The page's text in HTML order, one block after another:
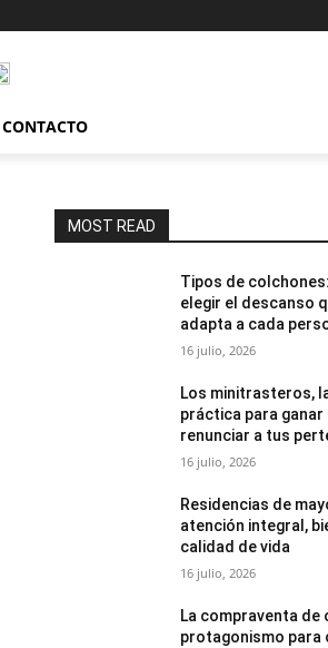
CONTACTO
MOST READ
Tipos de
elegir el descanso
adapta a cada
16 julio, 2026
Los minitrasteros,
práctica para ganar
renunciar a tus
16 julio, 2026
Residencias de
atención integral,
calidad de vida
16 julio, 2026
La compraventa de
protagonismo para